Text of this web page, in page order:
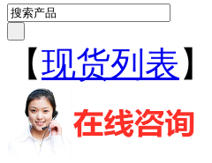
【现货列表 】